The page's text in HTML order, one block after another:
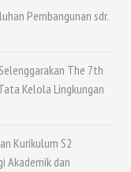
Pembangunan sdr.
The 7th
Kelola Lingkungan
Kurikulum S2
Akademik dan